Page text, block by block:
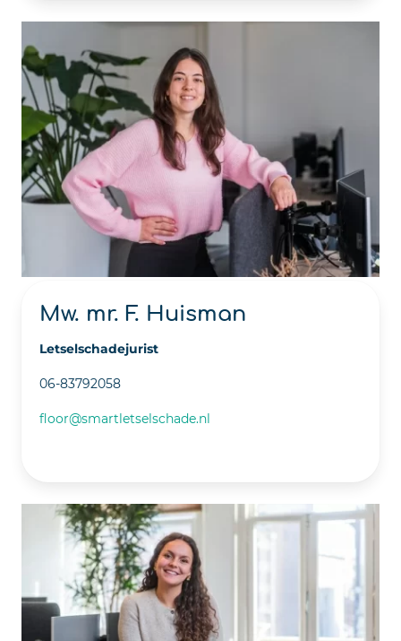
Mw. mr. F. Huisman
Letselschadejurist
06-83792058
floor@smartletselschade.nl